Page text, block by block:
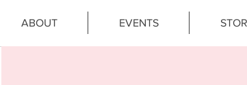
ABOUT EVENTS